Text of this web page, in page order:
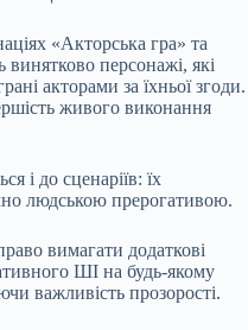
«Акторська гра» та
персонажі, які
акторами за їхньої згоди.
живого виконання
і до сценаріїв: їх
людською прерогативою.
вимагати додаткові
ШІ на будь-якому
важливість прозорості.